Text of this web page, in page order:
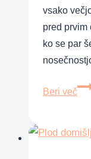
vsako
pred prvim
ko se par
Beri več